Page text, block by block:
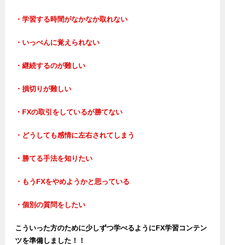
・学習する時間がなかなか取れない
・いっぺんに覚えられない
・継続するのが難しい
・損切りが難しい
・FXの取引をしているが勝てない
・どうしても感情に左右されてしまう
・勝てる手法を知りたい
・もうFXをやめようかと思っている
・個別の質問をしたい
こういった方のために少しずつ学べるようにFX学習コンテン
ツを準備しました！！